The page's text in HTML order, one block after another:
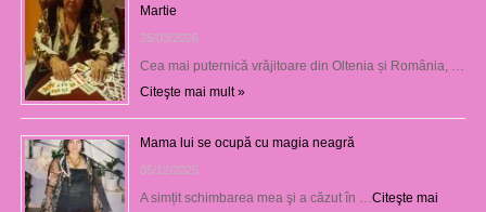
Martie
25/03/2026
Cea mai puternică vrăjitoare din Oltenia și România, …
Citeşte mai mult »
Mama lui se ocupă cu magia neagră
05/12/2025
A simțit schimbarea mea şi a căzut în … Citeşte mai